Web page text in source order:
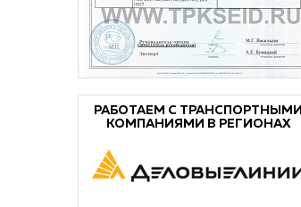
РАБОТАЕМ С ТРАНСПОРТНЫМИ
КОМПАНИЯМИ В РЕГИОНАХ